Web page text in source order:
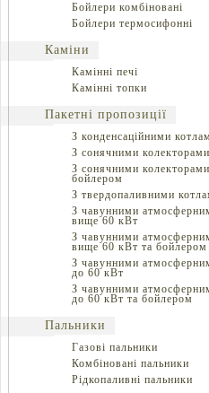
Бойлери комбіновані
Бойлери термосифонні
Каміни
Камінні печі
Камінні топки
Пакетні пропозиції
З конденсаційними
З сонячними колекторами
З сонячними
бойлером
З твердопаливними
З чавунними
вище 60 кВт
З чавунними
вище 60 кВт та бойлером
З чавунними
до 60 кВт
З чавунними
до 60 кВт та бойлером
Пальники
Газові пальники
Комбіновані пальники
Рідкопаливні пальники